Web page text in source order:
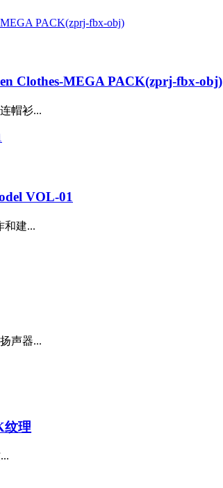
Clothes-MEGA PACK(zprj-fbx-obj)
帽衫...
VOL-01
和建...
声器...
纹理